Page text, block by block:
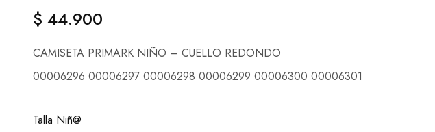
$ 44.900
CAMISETA PRIMARK NIÑO – CUELLO REDONDO
00006296 00006297 00006298 00006299 00006300 00006301
Talla Niñ@